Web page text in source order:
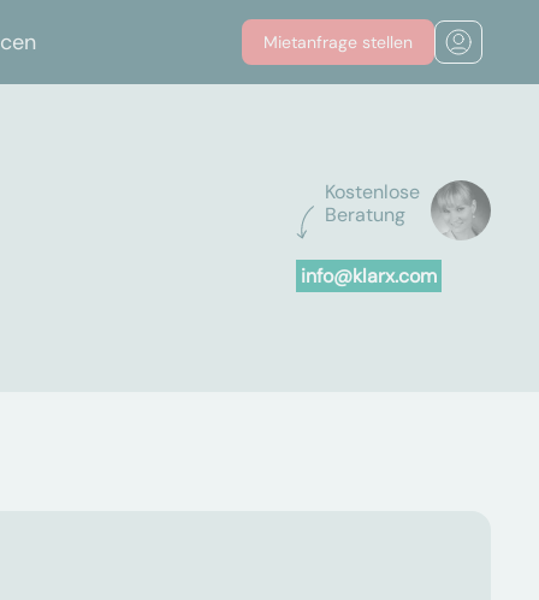
Mietanfrage stellen
Kostenlose
Beratung
info@klarx.com